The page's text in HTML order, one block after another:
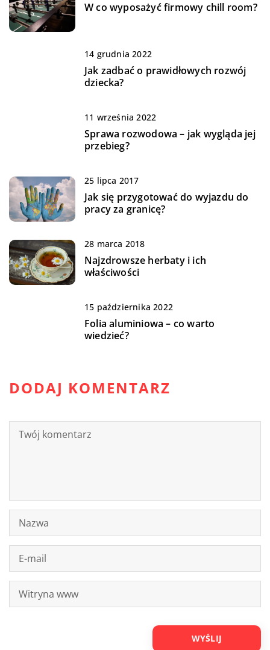
W co wyposażyć firmowy chill room?
14 grudnia 2022
Jak zadbać o prawidłowych rozwój
dziecka?
11 września 2022
Sprawa rozwodowa – jak wygląda jej
przebieg?
25 lipca 2017
Jak się przygotować do wyjazdu do
pracy za granicę?
28 marca 2018
Najzdrowsze herbaty i ich
właściwości
15 października 2022
Folia aluminiowa – co warto
wiedzieć?
DODAJ KOMENTARZ